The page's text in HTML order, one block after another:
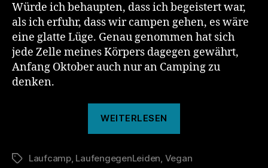
Würde ich behaupten, dass ich begeistert war,
als ich erfuhr, dass wir campen gehen, es wäre
eine glatte Lüge. Genau genommen hat sich
jede Zelle meines Körpers dagegen gewährt,
Anfang Oktober auch nur an Camping zu
denken.
WEITERLESEN
Schlagwörter
Laufcamp, LaufengegenLeiden Vegan